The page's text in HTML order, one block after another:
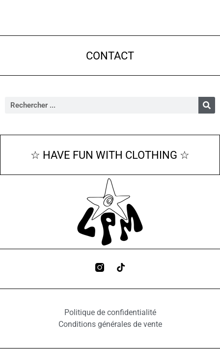
CONTACT
☆ HAVE FUN WITH CLOTHING ☆
Politique de confidentialité
Conditions générales de vente